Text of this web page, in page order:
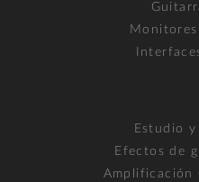
Estudio
Efectos de
Amplificación